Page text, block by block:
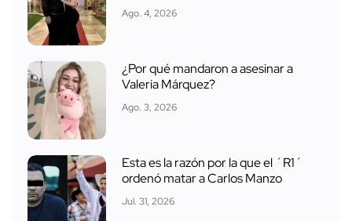
Ago. 4, 2026
¿Por qué mandaron a asesinar a
Valeria Márquez?
Ago. 3, 2026
Esta es la razón por la que el ´R1´
ordenó matar a Carlos Manzo
Jul. 31, 2026